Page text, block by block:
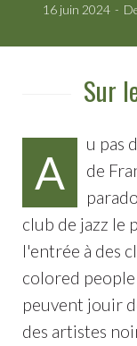
16 juin 2024
Sur
A
u pas
de
club de jazz le
l'entrée à des
colored people
peuvent jouir
des artistes